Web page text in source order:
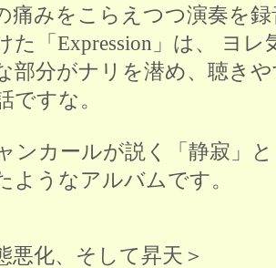
痛みをこらえつつ演奏を
た「Expression」は、 ヨレ
部分がナリを潜め、聴き
ですな。
ンカールが説く「静寂」
ようなアルバムです。
悪化、そして昇天＞